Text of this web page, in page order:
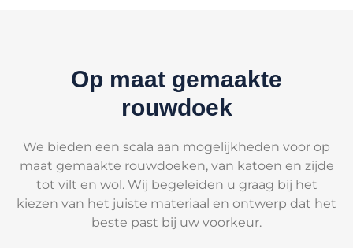
Op maat gemaakte
rouwdoek
We bieden een scala aan mogelijkheden voor op
maat gemaakte rouwdoeken, van katoen en zijde
tot vilt en wol. Wij begeleiden u graag bij het
kiezen van het juiste materiaal en ontwerp dat het
beste past bij uw voorkeur.